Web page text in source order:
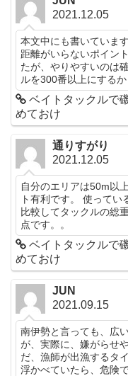
2021.12.05
本文中にも書いていま
距離がいらないポイン
たが、やりやすいのは
ルを300番以上にするか
ベイトタックルで
めておけ
通りすがり
2021.12.05
自分のエリアは50m以
ト有利です。 使ってい
比較してタックルの総
点です。。
ベイトタックルで
めておけ
JUN
2021.09.15
南伊勢と言っても、広
が、実際に、嫌がらせ
だ、漁師が出漁するタ
浮かべていたら、危険